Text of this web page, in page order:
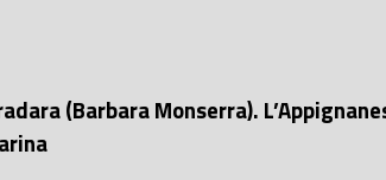
(Barbara Monserra).